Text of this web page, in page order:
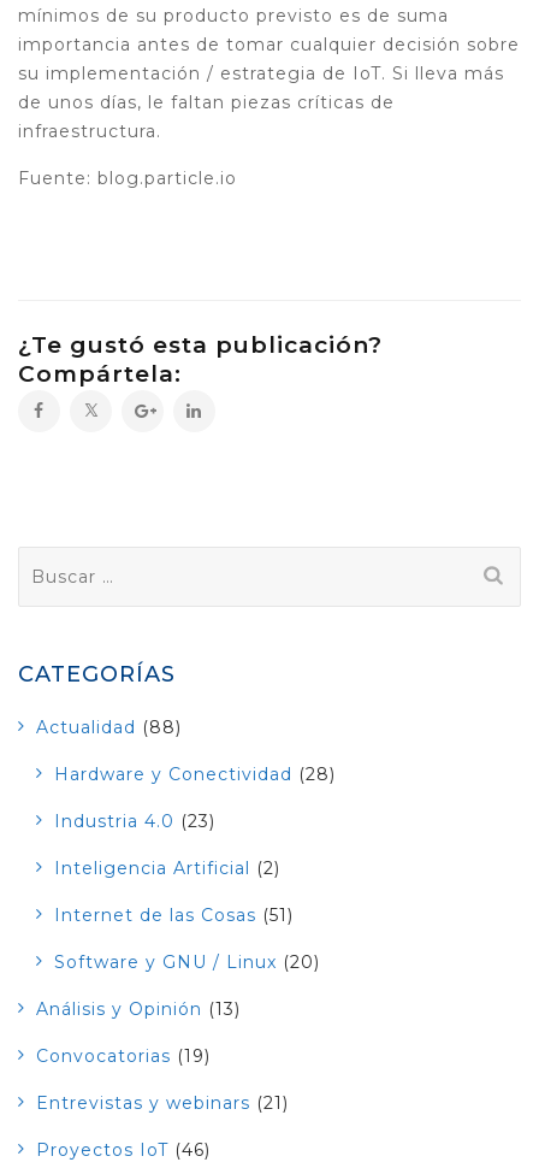
mínimos de su producto previsto es de suma
importancia antes de tomar cualquier decisión sobre
su implementación / estrategia de IoT. Si lleva más
de unos días, le faltan piezas críticas de
infraestructura.
Fuente: blog.particle.io
¿Te gustó esta publicación?
Compártela:
CATEGORÍAS
Actualidad (88)
Hardware y Conectividad (28)
Industria 4.0 (23)
Inteligencia Artificial (2)
Internet de las Cosas (51)
Software y GNU / Linux (20)
Análisis y Opinión (13)
Convocatorias (19)
Entrevistas y webinars (21)
Proyectos IoT (46)